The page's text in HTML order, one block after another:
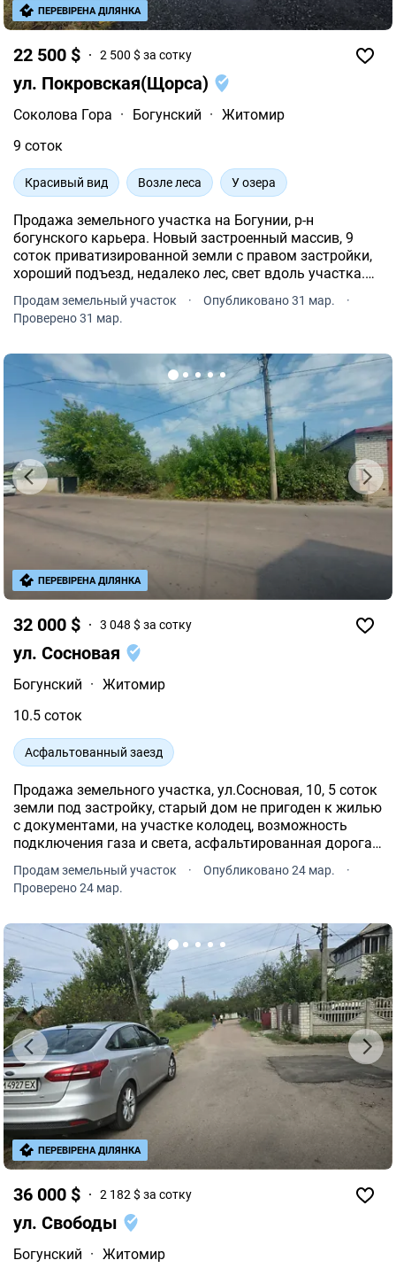
22 500 $ 2 500 $ за сотку
ул. Покровская(Щорса)
Соколова Гора · Богунский · Житомир
9 соток
Красивый вид Возле леса У озера
Продажа земельного участка на Богунии, р-н
богунского карьера. Новый застроенный массив, 9
соток приватизированной земли с правом застройки,
хороший подъезд, недалеко лес, свет вдоль участка.
Продам земельный участок · Опубликовано 31 мар.
·
Проверено 31 мар.
ПЕРЕВІРЕНА ДІЛЯНКА
32 000 $ 3 048 $ за сотку
ул. Сосновая
Богунский · Житомир
10.5 соток
Асфальтованный заезд
Продажа земельного участка, ул.Сосновая, 10, 5 соток
земли под застройку, старый дом не пригоден к жилью
с документами, на участке колодец, возможность
подключения газа и света, асфальтированная дорога,
Продам земельный участок · Опубликовано 24 мар.
·
Проверено 24 мар.
ПЕРЕВІРЕНА ДІЛЯНКА
36 000 $ 2 182 $ за сотку
ул. Свободы
Богунский · Житомир
ПЕРЕВІРЕНА ДІЛЯНКА